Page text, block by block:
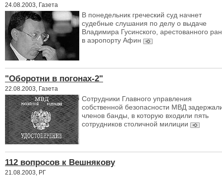
24.08.2003, Газета
В понедельник греческий суд начнет
судебные слушания по делу о выдаче
Владимира Гусинского, арестованного
в аэропорту Афин
"Оборотни в погонах-2"
22.08.2003, Газета
Сотрудники Главного управления
собственной безопасности МВД
членов банды, в которую входили пять
сотрудников столичной милиции
112 вопросов к Вешнякову
21.08.2003, РГ